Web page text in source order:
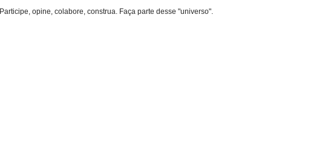
Participe, opine, colabore, construa. Faça parte desse "universo".